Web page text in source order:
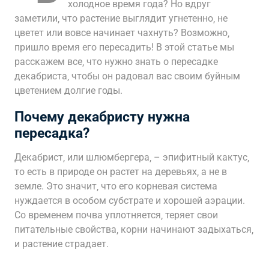
холодное время года? Но вдруг
заметили‚ что растение выглядит угнетенно‚ не
цветет или вовсе начинает чахнуть? Возможно‚
пришло время его пересадить! В этой статье мы
расскажем все‚ что нужно знать о пересадке
декабриста‚ чтобы он радовал вас своим буйным
цветением долгие годы.
Почему декабристу нужна
пересадка?
Декабрист‚ или шлюмбергера‚ – эпифитный кактус‚
то есть в природе он растет на деревьях‚ а не в
земле. Это значит‚ что его корневая система
нуждается в особом субстрате и хорошей аэрации.
Со временем почва уплотняется‚ теряет свои
питательные свойства‚ корни начинают задыхаться‚
и растение страдает.